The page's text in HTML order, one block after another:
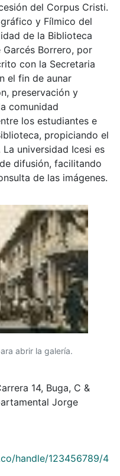
del Corpus Cristi.
y Fílmico del
de la Biblioteca
Borrero, por
con la Secretaria
el fin de aunar
preservación y
comunidad
los estudiantes e
propiciando el
universidad Icesi es
difusión, facilitando
de las imágenes.
abrir la galería.
14, Buga, C &
Jorge
handle/123456789/4